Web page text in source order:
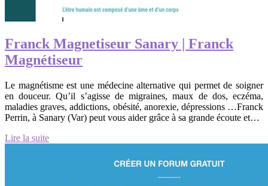
Franck Magnetiseur Sanary | Franck
Magnétiseur
Le magnétisme est une médecine alternative qui permet de soigner
en douceur. Qu’il s’agisse de migraines, maux de dos, eczéma,
maladies graves, addictions, obésité, anorexie, dépressions …Franck
Perrin, à Sanary (Var) peut vous aider grâce à sa grande écoute et…
Lire la suite